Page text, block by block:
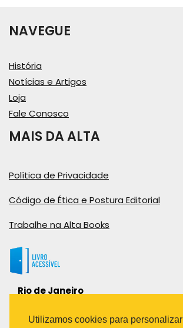
NAVEGUE
História
Notícias e Artigos
Loja
Fale Conosco
MAIS DA ALTA
Política de Privacidade
Código de Ética e Postura Editorial
Trabalhe na Alta Books
Rio de Janeiro
Bairro Industrial do Jacaré
Utilizamos cookies para personalizar